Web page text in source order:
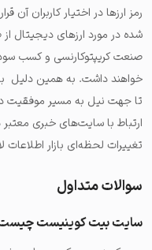
رمز ارزها در اختیار کاربران آن
شده در مورد ارزهای دیجیتال
صنعت کریپتوکارنسی‌ و کسب
خواهند داشت. به همین دلیل
تا جهت نیل به مسیر موفقیت در
ارتباط با سایت‌های خبری معتبر
تغییرات لحظه‌ای بازار اطلاعات
سوالات متداول
سایت بیت کوینیست